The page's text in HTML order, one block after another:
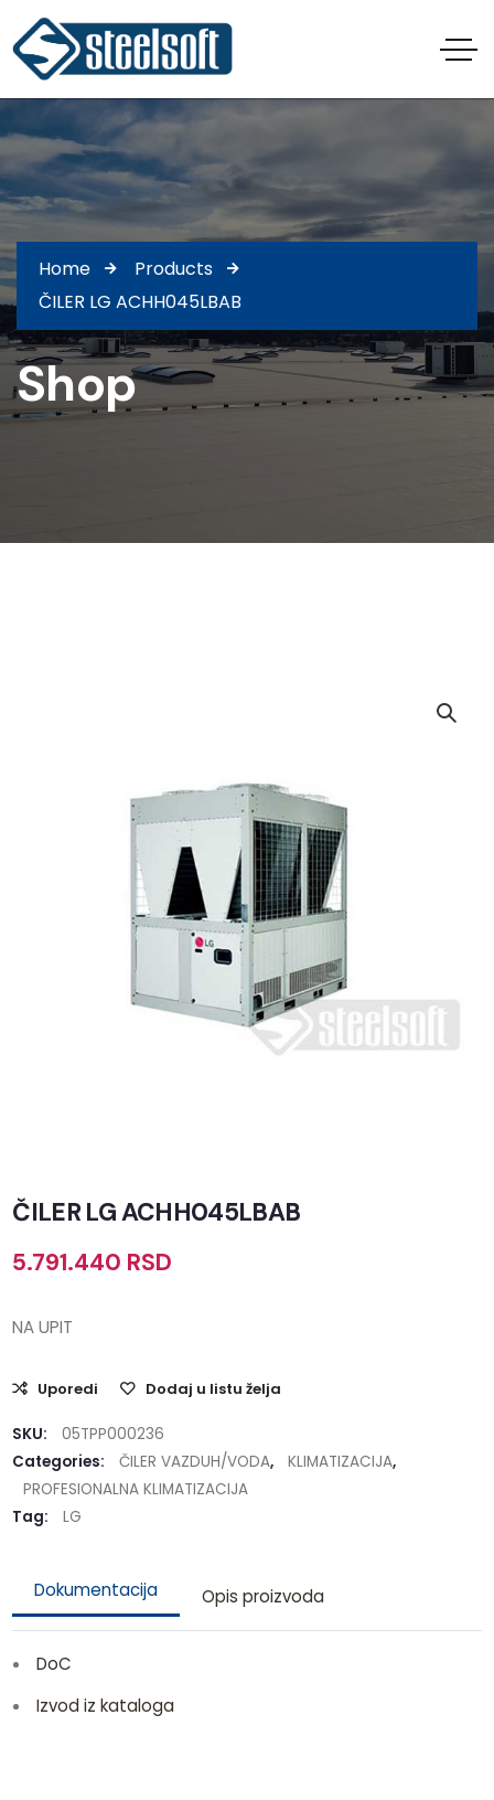
Home
Products
ČILER LG ACHH045LBAB
Shop
ČILER LG ACHH045LBAB
5.791.440 RSD
NA UPIT
Uporedi Dodaj u listu želja
SKU:
05TPP000236
Categories:
ČILER VAZDUH/VODA, KLIMATIZACIJA,
PROFESIONALNA KLIMATIZACIJA
Tag:
LG
Dokumentacija Opis proizvoda
DoC
Izvod iz kataloga